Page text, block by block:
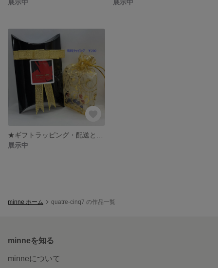
展示中
展示中
展示中
minne ホーム quatre-cinq7 の作品一覧
minneを知る
minneについて